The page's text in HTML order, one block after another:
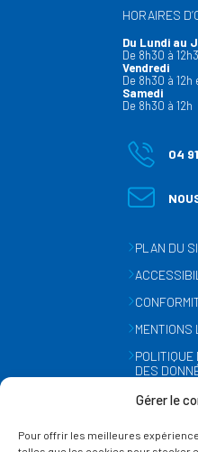
Gérer le
Pour offrir les meilleures
HORAIRES
Du Lundi au
De 8h30 à
Vendredi
De 8h30 à 12h
Samedi
De 8h30 à 12h
04
PLAN DU
MENTIONS
POLITIQUE
DES
GESTION